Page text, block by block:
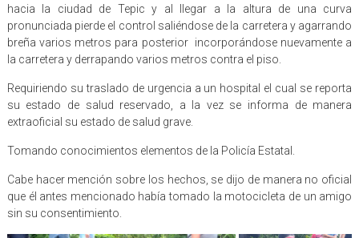
hacia la ciudad de Tepic y al llegar a la altura de una curva
pronunciada pierde el control saliéndose de la carretera y agarrando
breña varios metros para posterior incorporándose nuevamente a
la carretera y derrapando varios metros contra el piso.
Requiriendo su traslado de urgencia a un hospital el cual se reporta
su estado de salud reservado, a la vez se informa de manera
extraoficial su estado de salud grave.
Tomando conocimientos elementos de la Policía Estatal.
Cabe hacer mención sobre los hechos, se dijo de manera no oficial
que él antes mencionado había tomado la motocicleta de un amigo
sin su consentimiento.